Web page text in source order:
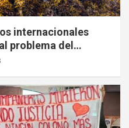
internacionales
problema del